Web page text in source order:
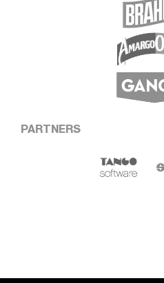
PARTNERS